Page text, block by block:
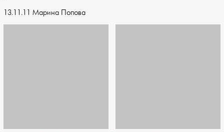
13.11.11 Марина Попова